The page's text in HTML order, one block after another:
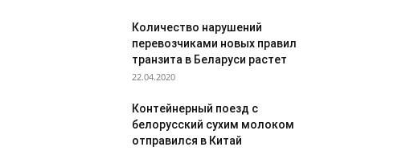
Количество нарушений
перевозчиками новых правил
транзита в Беларуси растет
22.04.2020
Контейнерный поезд с
белорусский сухим молоком
отправился в Китай